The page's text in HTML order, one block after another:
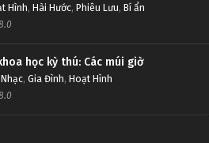
Hình, Hài Hước, Phiêu Lưu, Bí ẩn
học kỳ thú: Các múi giờ
, Gia Đình, Hoạt Hình